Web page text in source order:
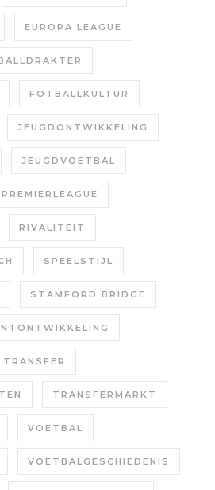
EUROPA LEAGUE
FOTBALLKULTUR
JEUGDONTWIKKELING
JEUGDVOETBAL
PREMIERLEAGUE
RIVALITEIT
SPEELSTIJL
STAMFORD BRIDGE
TRANSFER
TRANSFERMARKT
VOETBAL
VOETBALGESCHIEDENIS